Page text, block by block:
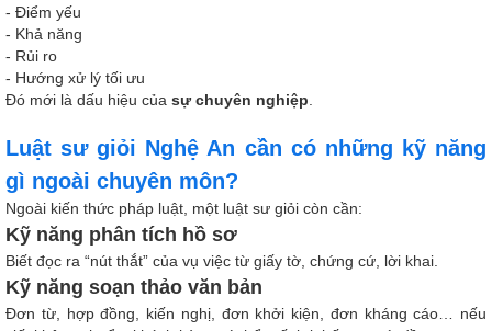
- Điểm yếu
- Khả năng
- Rủi ro
- Hướng xử lý tối ưu
Đó mới là dấu hiệu của sự chuyên nghiệp
Luật sư giỏi Nghệ An cần có những kỹ năng
gì ngoài chuyên môn?
Ngoài kiến thức pháp luật, một luật sư giỏi còn cần:
Kỹ năng phân tích hồ sơ
Biết đọc ra “nút thắt” của vụ việc từ giấy tờ, chứng cứ, lời khai.
Kỹ năng soạn thảo văn bản
Đơn từ, hợp đồng, kiến nghị, đơn khởi kiện, đơn kháng cáo… nếu